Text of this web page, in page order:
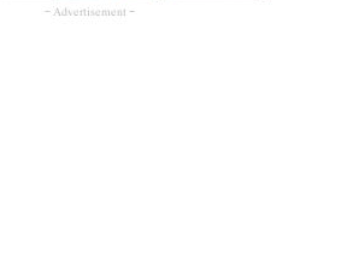
- Advertisement -